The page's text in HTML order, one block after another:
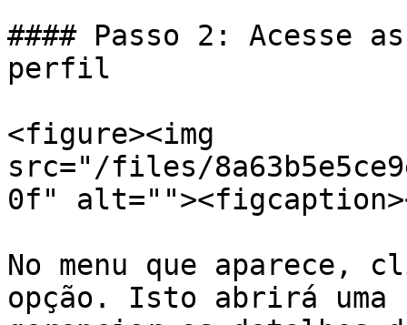
#### Passo 2: Acesse
perfil
<figure><img
src="/files/
0f"
No menu que
opção. Isto abrirá uma